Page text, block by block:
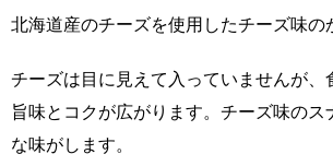
北海道産のチーズを使用したチーズ味の
チーズは目に見えて入っていませんが、
旨味とコクが広がります。チーズ味のス
な味がします。